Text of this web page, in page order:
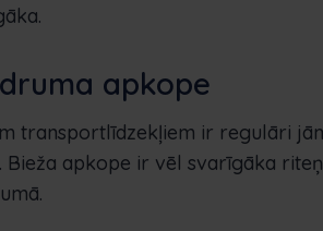
apkope
transportlīdzekļiem ir regulāri
Bieža apkope ir vēl svarīgāka